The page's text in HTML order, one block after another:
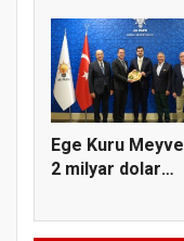
Ege Kuru
2 milyar dolar